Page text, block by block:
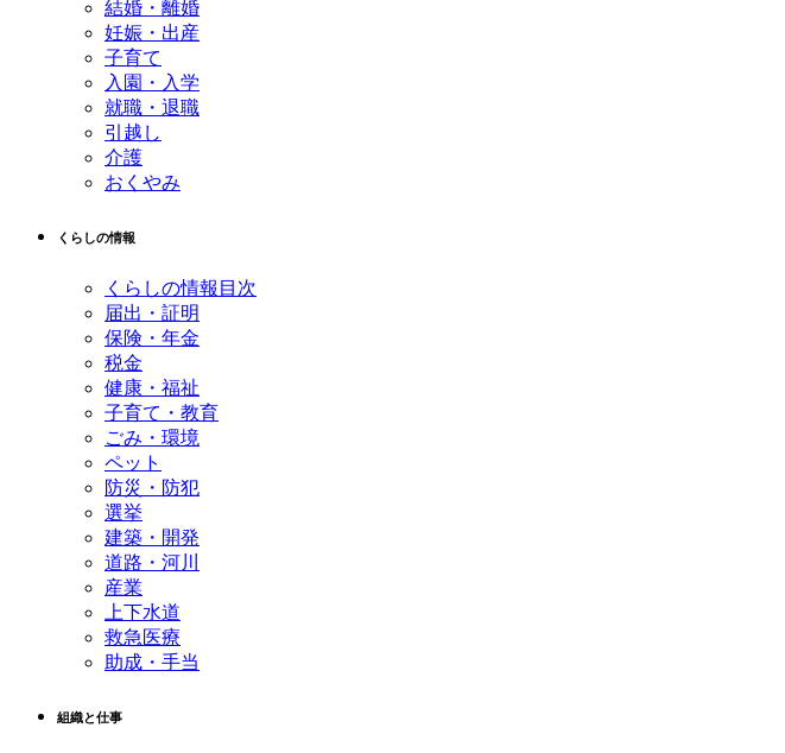
結婚・離婚
妊娠・出産
子育て
入園・入学
就職・退職
引越し
介護
おくやみ
くらしの情報
くらしの情報目次
届出・証明
保険・年金
税金
健康・福祉
子育て・教育
ごみ・環境
ペット
防災・防犯
選挙
建築・開発
道路・河川
産業
上下水道
救急医療
助成・手当
組織と仕事